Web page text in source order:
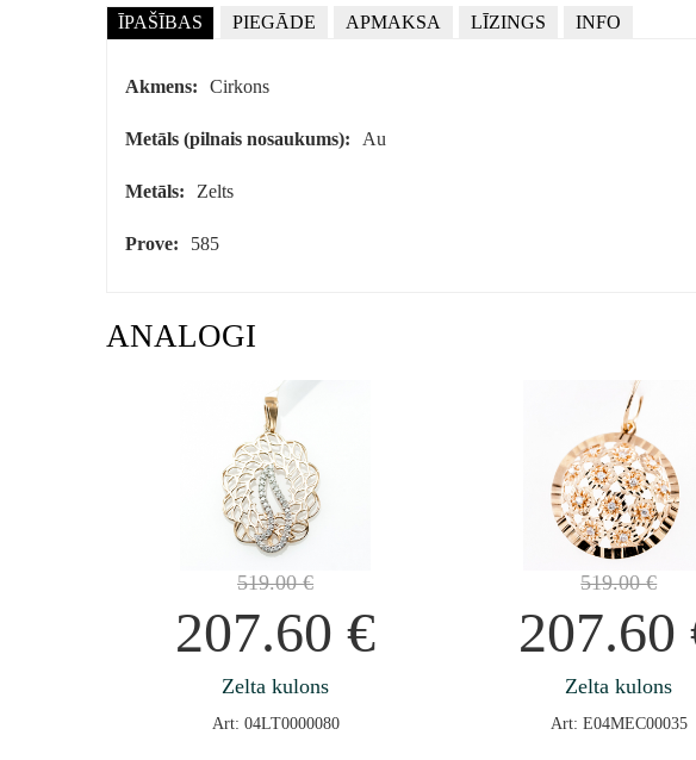
ĪPAŠĪBAS PIEGĀDE APMAKSA LĪZINGS INFO
Akmens: Cirkons
Metāls (pilnais nosaukums): Au
Metāls: Zelts
Prove: 585
ANALOGI
519.00€
207.60€
Zelta kulons
Art: 04LT0000080
519.00€
207.60
Zelta kulons
Art: E04MEC00035